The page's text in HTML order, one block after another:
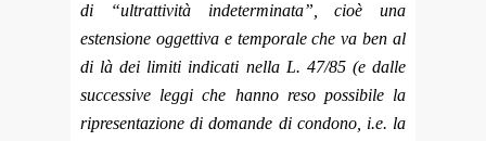
di “ultrattività indeterminata”, cioè una
estensione oggettiva e temporale che va ben al
di là dei limiti indicati nella L. 47/85 (e dalle
successive leggi che hanno reso possibile la
ripresentazione di domande di condono, i.e. la